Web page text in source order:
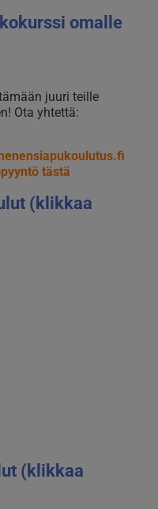
omalle
juuri teille
Ota yhtettä:
tästä
(klikkaa
(klikkaa